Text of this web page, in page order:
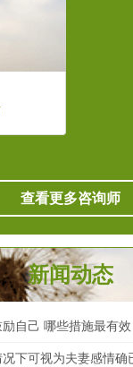
查看更多咨询师
新闻动态
励自己 哪些措施最有效
下可视为夫妻感情确